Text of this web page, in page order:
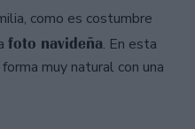
como es costumbre
foto navideña. En esta
muy natural con una